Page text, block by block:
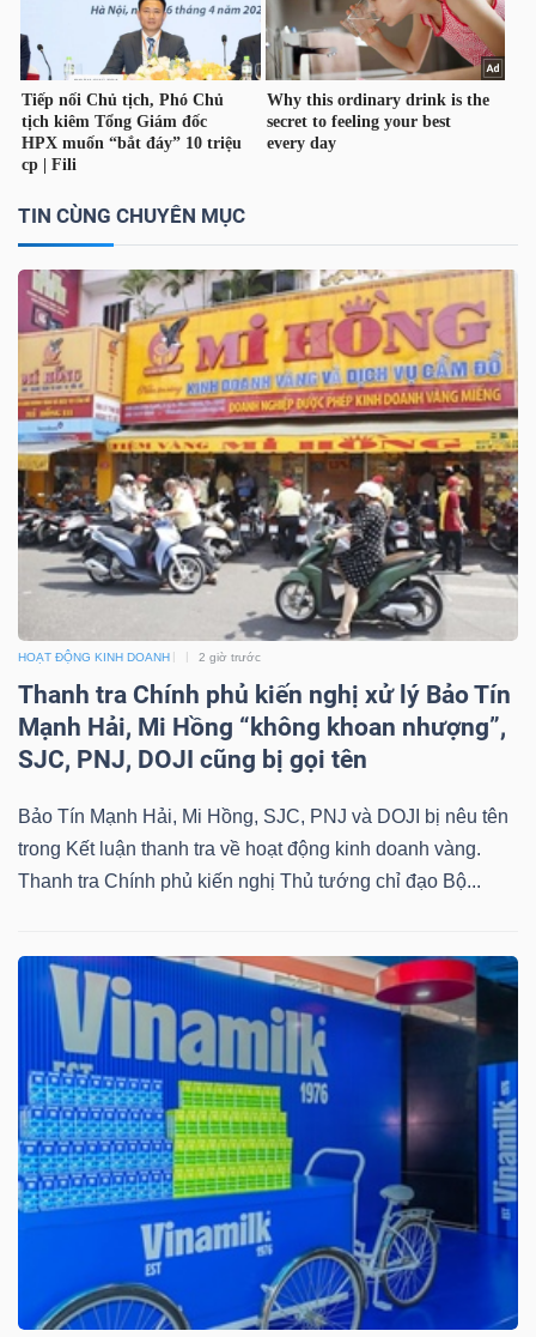
TIN CÙNG CHUYÊN MỤC
HOẠT ĐỘNG KINH DOANH 2 giờ trước
Thanh tra Chính phủ kiến nghị xử lý Bảo Tín
Mạnh Hải, Mi Hồng “không khoan nhượng”,
SJC, PNJ, DOJI cũng bị gọi tên
Bảo Tín Mạnh Hải, Mi Hồng, SJC, PNJ và DOJI bị nêu tên
trong Kết luận thanh tra về hoạt động kinh doanh vàng.
Thanh tra Chính phủ kiến nghị Thủ tướng chỉ đạo Bộ...
CHÍNH
CÁ
NHÂN
TÍCH
VIETSTOCKFINANCE
VĨ
MÔ
NGÀNH
DOANH
NGHIỆP
CỔ
PHIẾU
PHÁI
SINH
TRÁI
PHIẾU
CÔNG
CỤ